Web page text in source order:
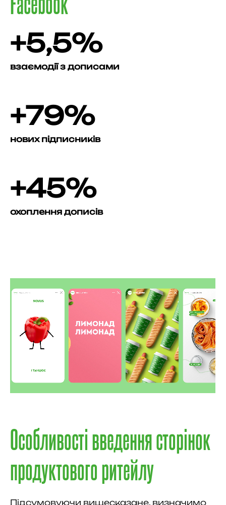
+5,5%
взаємодії з дописами
+79%
нових підписників
+45%
охоплення дописів
Особливості введення сторінок
продуктового ритейлу
Підсумовуючи вищесказане, визначимо